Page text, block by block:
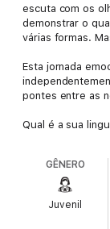
escuta com os
demonstrar o
várias formas.
Esta jornada
pontes entre as
Qual é a sua
GÊNERO
Juvenil